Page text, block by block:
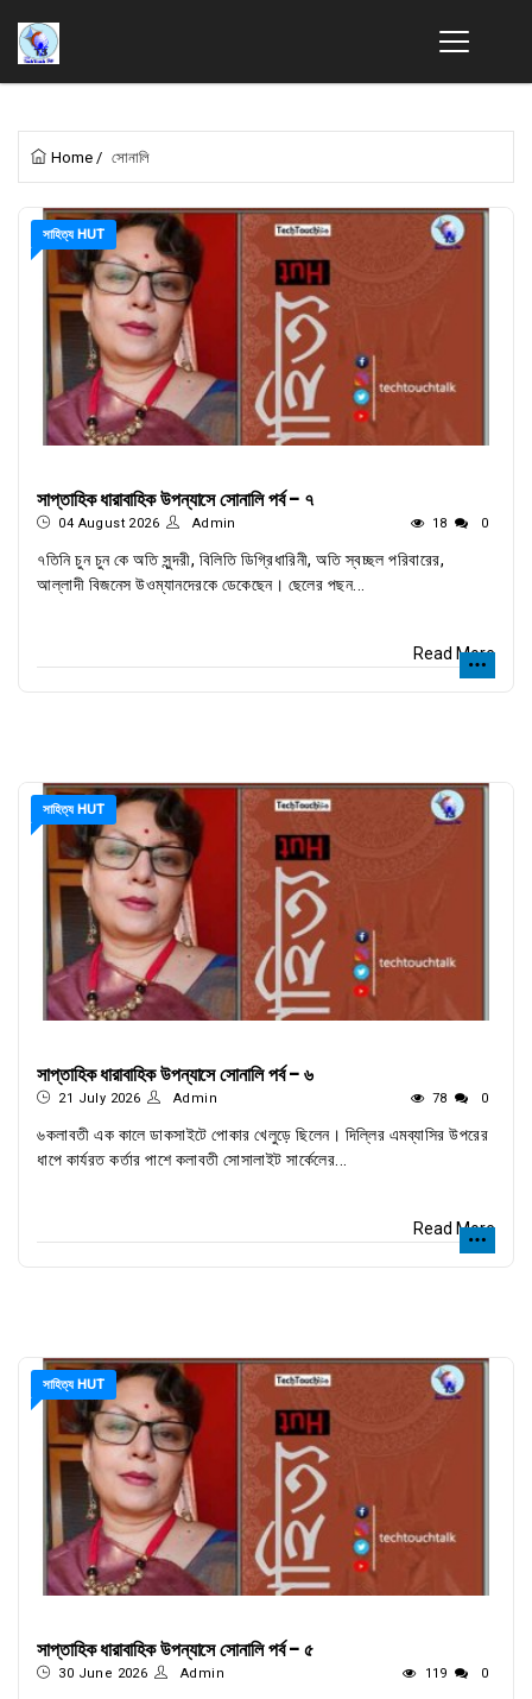
Home / সোনালি
সাহিত্য HUT
সাপ্তাহিক ধারাবাহিক উপন্যাসে সোনালি পর্ব - ৭
04 August 2026 Admin 18 0
৭তিনি চুন চুন কে অতি সুন্দরী, বিলিতি ডিগ্রিধারিনী, অতি স্বচ্ছল পরিবারের,
আল্লাদী বিজনেস উওম্যানদেরকে ডেকেছেন। ছেলের পছন...
Read More
সাহিত্য HUT
সাপ্তাহিক ধারাবাহিক উপন্যাসে সোনালি পর্ব - ৬
21 July 2026 Admin 78 0
৬কলাবতী এক কালে ডাকসাইটে পোকার খেলুড়ে ছিলেন। দিল্লির এমব্যাসির উপরের
ধাপে কার্যরত কর্তার পাশে কলাবতী সোসালাইট সার্কেলের...
Read More
সাহিত্য HUT
সাপ্তাহিক ধারাবাহিক উপন্যাসে সোনালি পর্ব - ৫
30 June 2026 Admin 119 0